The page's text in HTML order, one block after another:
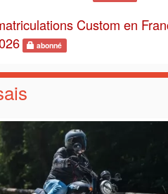
Custom en
abonné